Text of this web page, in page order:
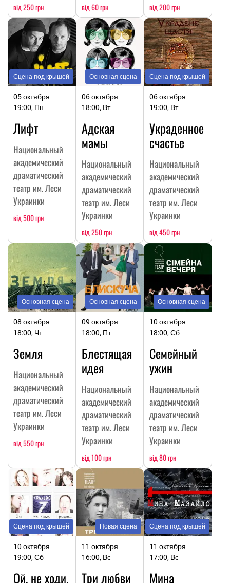
від 250 грн від 60 грн від 200 грн
Сцена под крышей
05 октября
19:00, Пн
Лифт
Национальный
академический
драматический
театр им. Леси
Украинки
від 500 грн
Основная сцена
06 октября
18:00, Вт
Адская
мамы
Национальный
академический
драматический
театр им. Леси
Украинки
від 250 грн
Сцена под крышей
06 октября
19:00, Вт
Украденное
счастье
Национальный
академический
драматический
театр им. Леси
Украинки
від 450 грн
Основная сцена
08 октября
18:00, Чт
Земля
Национальный
академический
драматический
театр им. Леси
Украинки
від 550 грн
Основная сцена
09 октября
18:00, Пт
Блестящая
идея
Национальный
академический
драматический
театр им. Леси
Украинки
від 100 грн
Основная сцена
10 октября
18:00, Сб
Семейный
ужин
Национальный
академический
драматический
театр им. Леси
Украинки
від 80 грн
Сцена под крышей
10 октября
19:00, Сб
Ой, не ходи,
Новая сцена
11 октября
16:00, Вс
Три любви
Сцена под крышей
11 октября
17:00, Вс
Мина